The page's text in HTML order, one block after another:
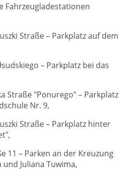
Fahrzeugladestationen
Straße – Parkplatz auf dem
– Parkplatz bei das
"Ponurego" – Parkplatz
Nr. 9,
Straße – Parkplatz hinter
– Parken an der Kreuzung
Juliana Tuwima,